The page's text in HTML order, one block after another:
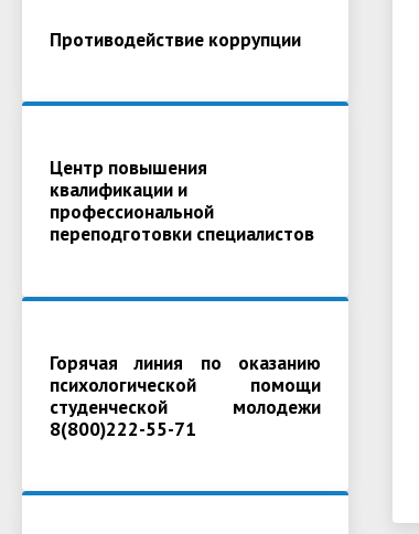
Противодействие коррупции
Центр повышения
квалификации и
профессиональной
переподготовки специалистов
Горячая линия по оказанию
психологической помощи
студенческой молодежи
8(800)222-55-71